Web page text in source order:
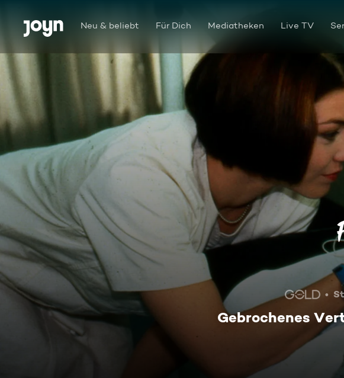
Zum Inhalt springen
Barrierefrei Neu & beliebt Für Dich Mediatheken Live TV
Gebrochenes